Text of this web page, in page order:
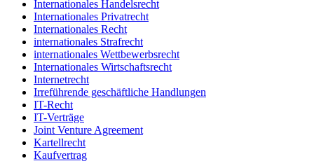
Internationales Handelsrecht
Internationales Privatrecht
Internationales Recht
internationales Strafrecht
internationales Wettbewerbsrecht
Internationales Wirtschaftsrecht
Internetrecht
Irreführende geschäftliche Handlungen
IT-Recht
IT-Verträge
Joint Venture Agreement
Kartellrecht
Kaufvertrag